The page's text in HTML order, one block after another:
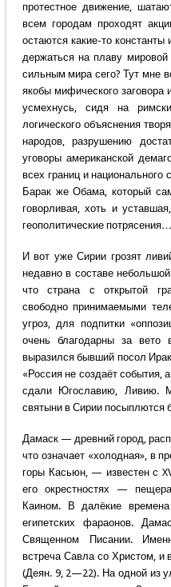
протестное движение,
всем городам проходят
остаются какие-то
держаться на плаву мировой
сильным мира сего? Тут мне
якобы мифического заговора
усмехнусь, сидя на
логического объяснения
народов, разрушению
уговоры американской
всех границ и национального
Барак же Обама, который
говорливая, хоть и
геополитические потрясения…
И вот уже Сирии грозят
недавно в составе
что страна с открытой
свободно принимаемыми
угроз, для подпитки
очень благодарны за вето
выразился бывший посол
«Россия не создаёт
сдали Югославию, Ливию.
святыни в Сирии
Дамаск — древний город,
что означает «холодная», в
горы Касьюн, — известен с
его окрестностях —
Каином. В далёкие
египетских фараонов.
Священном Писании.
встреча Савла со Христом, и
(Деян. 9, 2—22). На одной из